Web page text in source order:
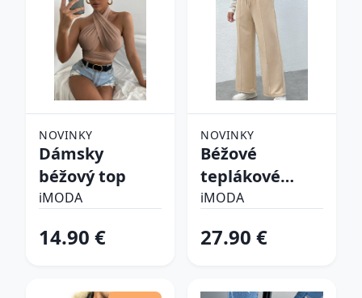
NOVINKY
Dámsky
béžový top
iMODA
14.90 €
NOVINKY
Béžové
teplákové
nohavice
iMODA
27.90 €